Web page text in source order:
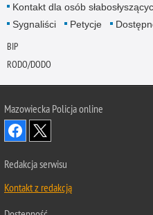
Kontakt dla osób
Sygnaliści
Petycje
BIP
RODO/DODO
Mazowiecka Policja online
Redakcja serwisu
Kontakt z redakcją